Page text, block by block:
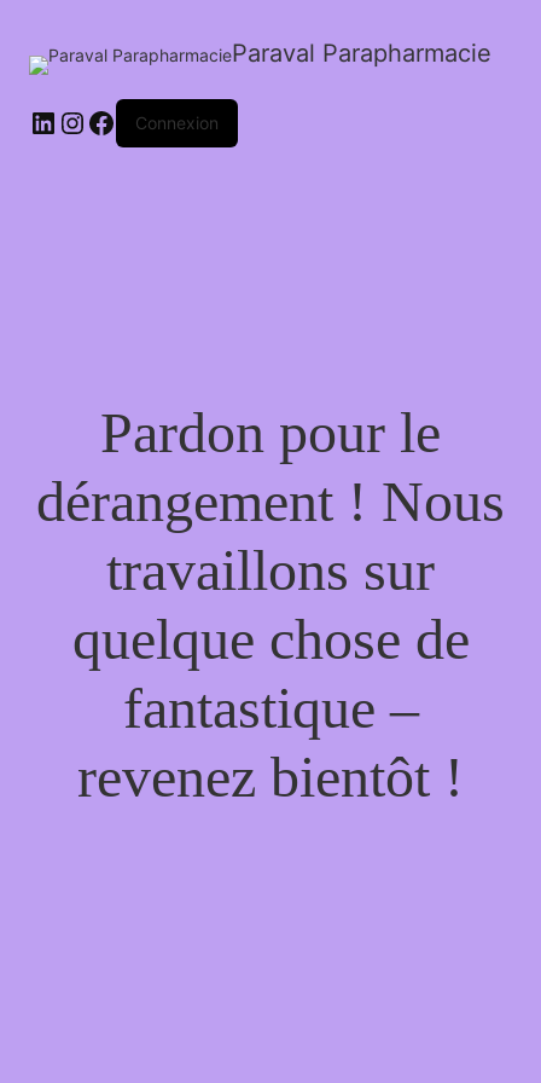
Paraval Parapharmacie
LinkedIn
Instagram
FacebookConnexion
Pardon pour le
dérangement ! Nous
travaillons sur
quelque chose de
fantastique –
revenez bientôt !